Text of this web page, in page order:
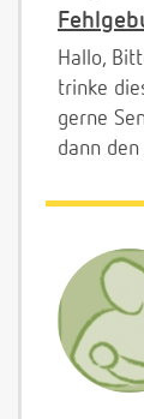
Hallo,
trinke
gerne
dann den